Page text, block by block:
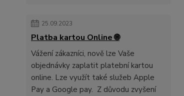
25.09.2023
Platba kartou Online 🌐
Vážení zákazníci, nově lze Vaše
objednávky zaplatit platební kartou
online. Lze využít také služeb Apple
Pay a Google pay. Z důvodu zvyšení